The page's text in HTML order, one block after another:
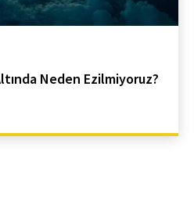
Neden Ezilmiyoruz?